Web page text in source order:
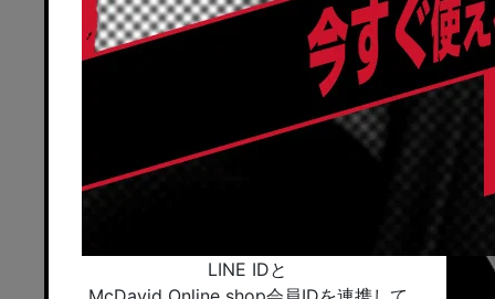
LINE IDと